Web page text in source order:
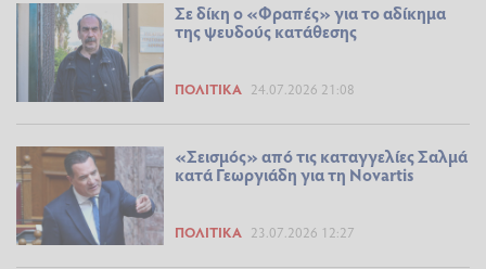
Σε δίκη ο «Φραπές» για το αδίκημα
της ψευδούς κατάθεσης
ΠΟΛΙΤΙΚΆ 24.07.2026 21:08
«Σεισμός» από τις καταγγελίες Σαλμά
κατά Γεωργιάδη για τη Novartis
ΠΟΛΙΤΙΚΆ 23.07.2026 12:27